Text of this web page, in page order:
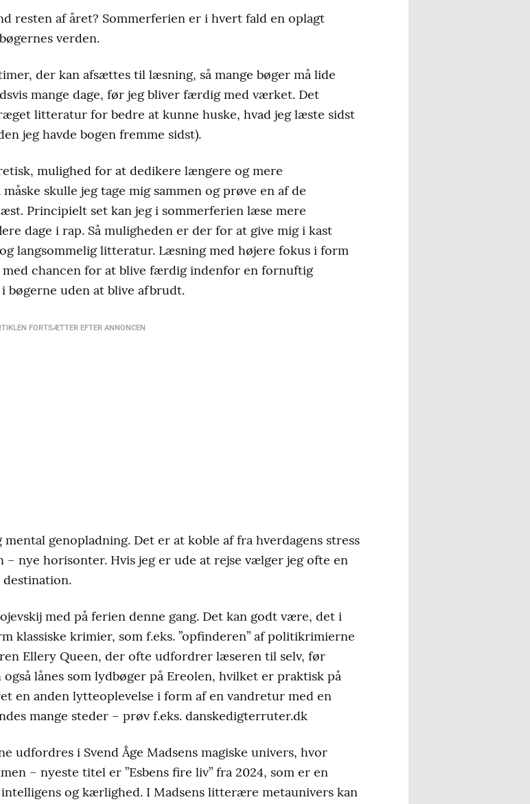
resten af året? Sommerferien er i hvert fald en oplagt
verden.
der kan afsættes til læsning, så mange bøger må lide
mange dage, før jeg bliver færdig med værket. Det
litteratur for bedre at kunne huske, hvad jeg læste sidst
jeg havde bogen fremme sidst).
mulighed for at dedikere længere og mere
skulle jeg tage mig sammen og prøve en af de
Principielt set kan jeg i sommerferien læse mere
dage i rap. Så muligheden er der for at give mig i kast
langsommelig litteratur. Læsning med højere fokus i form
chancen for at blive færdig indenfor en fornuftig
bøgerne uden at blive afbrudt.
FORTSÆTTER EFTER ANNONCEN
genopladning. Det er at koble af fra hverdagens stress
– nye horisonter. Hvis jeg er ude at rejse vælger jeg ofte en
med på ferien denne gang. Det kan godt være, det i
klassiske krimier, som f.eks. ”opfinderen” af politikrimierne
Ellery Queen, der ofte udfordrer læseren til selv, før
også lånes som lydbøger på Ereolen, hvilket er praktisk på
en anden lytteoplevelse i form af en vandretur med en
mange steder – prøv f.eks. danskedigterruter.dk
udfordres i Svend Åge Madsens magiske univers, hvor
– nyeste titel er ”Esbens fire liv” fra 2024, som er en
og kærlighed. I Madsens litterære metaunivers kan